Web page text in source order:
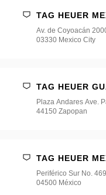
TAG HEUER
Av. de Coyoacán
03330 Mexico City
TAG HEUER
Plaza Andares Ave.
44150 Zapopan
TAG HEUER
Periférico Sur No.
04500 México